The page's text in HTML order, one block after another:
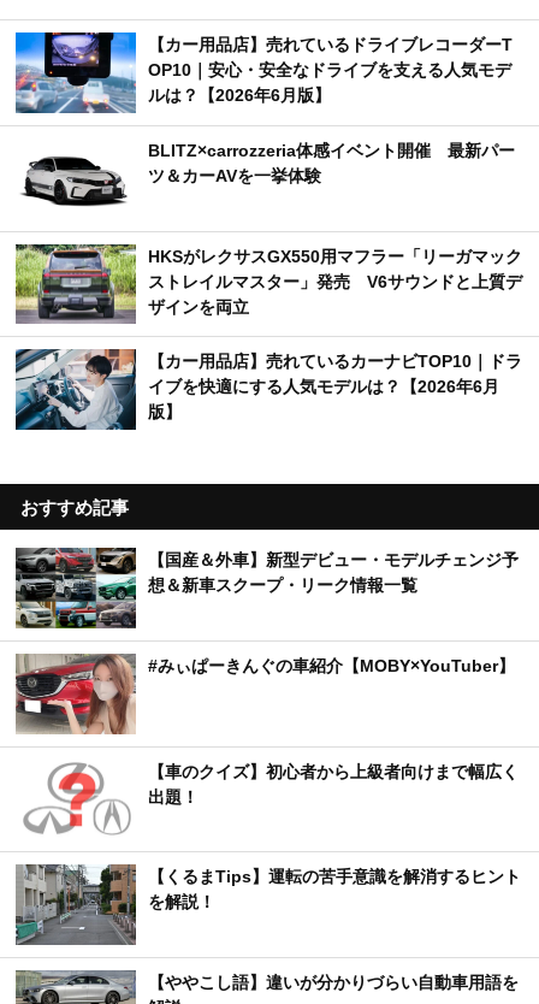
【カー用品店】売れているドライブレコーダーT
OP10｜安心・安全なドライブを支える人気モデ
ルは？【2026年6月版】
BLITZ×carrozzeria体感イベント開催 最新パー
ツ＆カーAVを一挙体験
HKSがレクサスGX550用マフラー「リーガマック
ストレイルマスター」発売 V6サウンドと上質デ
ザインを両立
【カー用品店】売れているカーナビTOP10｜ドラ
イブを快適にする人気モデルは？【2026年6月
版】
おすすめ記事
【国産＆外車】新型デビュー・モデルチェンジ予
想＆新車スクープ・リーク情報一覧
#みぃぱーきんぐの車紹介【MOBY×YouTuber】
【車のクイズ】初心者から上級者向けまで幅広く
出題！
【くるまTips】運転の苦手意識を解消するヒント
を解説！
【ややこし語】違いが分かりづらい自動車用語を